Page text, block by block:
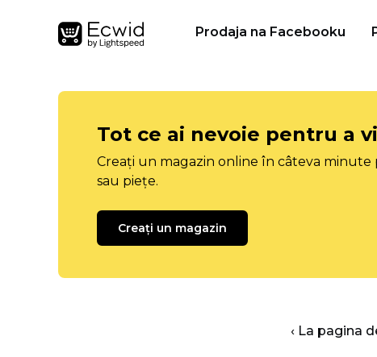
Prodaja na Facebooku
Tot ce ai nevoie pentru a
Creați un magazin online în câteva
sau piețe.
Creați un magazin
‹ La pagina